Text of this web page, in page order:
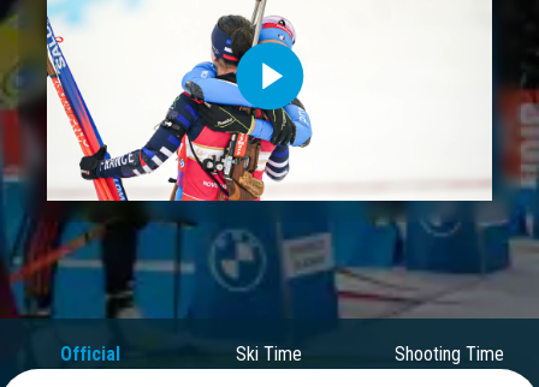
Play
Video
Official
Results
Ski Time Shooting Time